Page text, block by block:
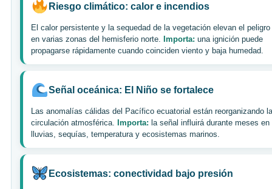
Riesgo climático: calor e incendios
El calor persistente y la sequedad de la vegetación elevan el peligro
en varias zonas del hemisferio norte. Importa: una ignición puede
propagarse rápidamente cuando coinciden viento y baja humedad.
Señal oceánica: El Niño se fortalece
Las anomalías cálidas del Pacífico ecuatorial están reorganizando la
circulación atmosférica. Importa: la señal influirá durante meses en
lluvias, sequías, temperatura y ecosistemas marinos.
Ecosistemas: conectividad bajo presión